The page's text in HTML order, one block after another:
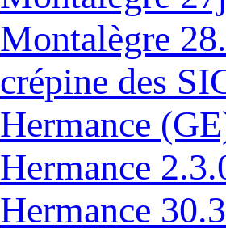
Montalègre
crépine des
Hermance
Hermance
Hermance